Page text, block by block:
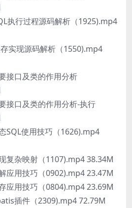
执行过程源码解析（1925).mp4
实现源码解析（1550).mp4
口及类的作用分析
口及类的作用分析-执行
使用技巧（1626).mp4
杂映射（1107).mp4 38.34M
用技巧（0902).mp4 23.47M
用技巧（0804).mp4 23.69M
插件（2309).mp4 72.79M